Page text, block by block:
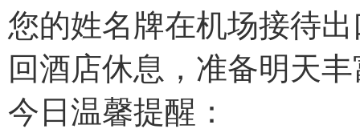
您的姓名牌在机场接待
回酒店休息，准备明天
今日温馨提醒：